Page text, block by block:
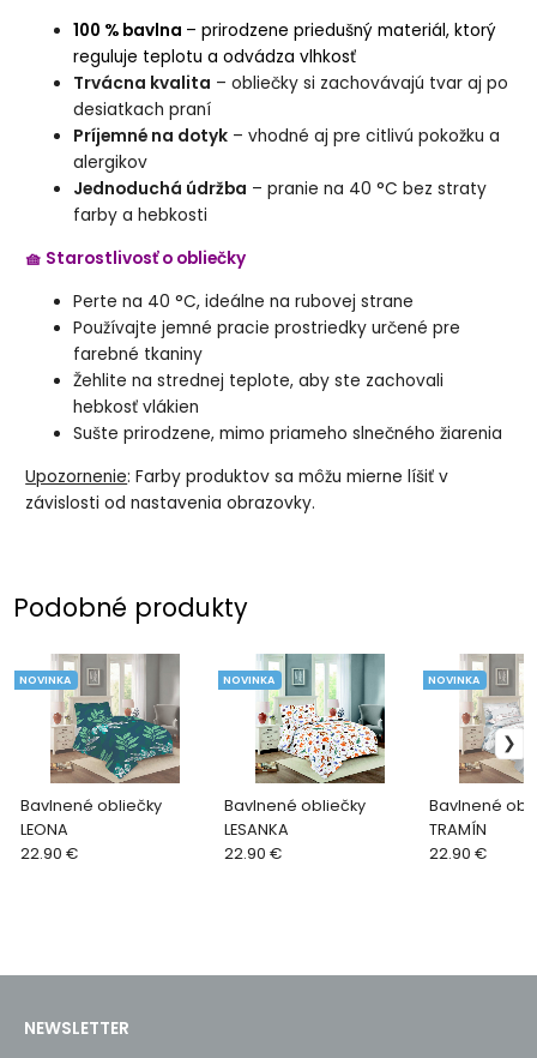
100 % bavlna – prirodzene priedušný materiál, ktorý
reguluje teplotu a odvádza vlhkosť
Trvácna kvalita – obliečky si zachovávajú tvar aj po
desiatkach praní
Príjemné na dotyk – vhodné aj pre citlivú pokožku a
alergikov
Jednoduchá údržba – pranie na 40 °C bez straty
farby a hebkosti
🧺 Starostlivosť o obliečky
Perte na 40 °C, ideálne na rubovej strane
Používajte jemné pracie prostriedky určené pre
farebné tkaniny
Žehlite na strednej teplote, aby ste zachovali
hebkosť vlákien
Sušte prirodzene, mimo priameho slnečného žiarenia
Upozornenie: Farby produktov sa môžu mierne líšiť v
závislosti od nastavenia obrazovky.
Podobné produkty
Bavlnené obliečky
LEONA
NOVINKA
22.90 €
Bavlnené obliečky
LESANKA
NOVINKA
22.90 €
Bavlnené
TRAMÍN
NOVINKA
22.90 €
NEWSLETTER